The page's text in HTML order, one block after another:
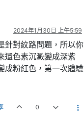
2024年1月30日 上午5:59
針對紋路問題，所以你
還色素沉澱變成深紫
成粉紅色，第一次體驗
0